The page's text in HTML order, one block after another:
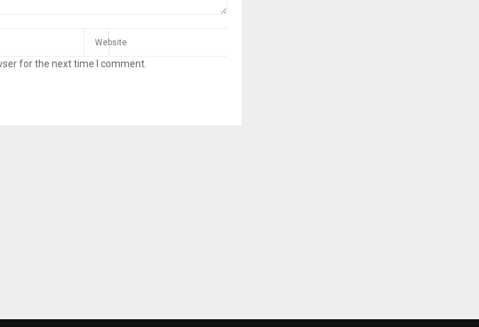
for the next time I comment.